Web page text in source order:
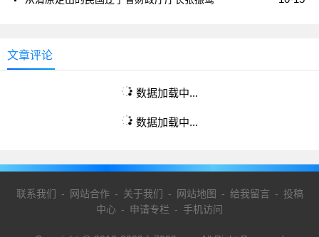
文章评论
数据加载中...
数据加载中...
联系我们 - 网站合作- 关于我们 - 网站地图 - 给我留言 - 投稿
中心 - 申请专栏 - 手机访问